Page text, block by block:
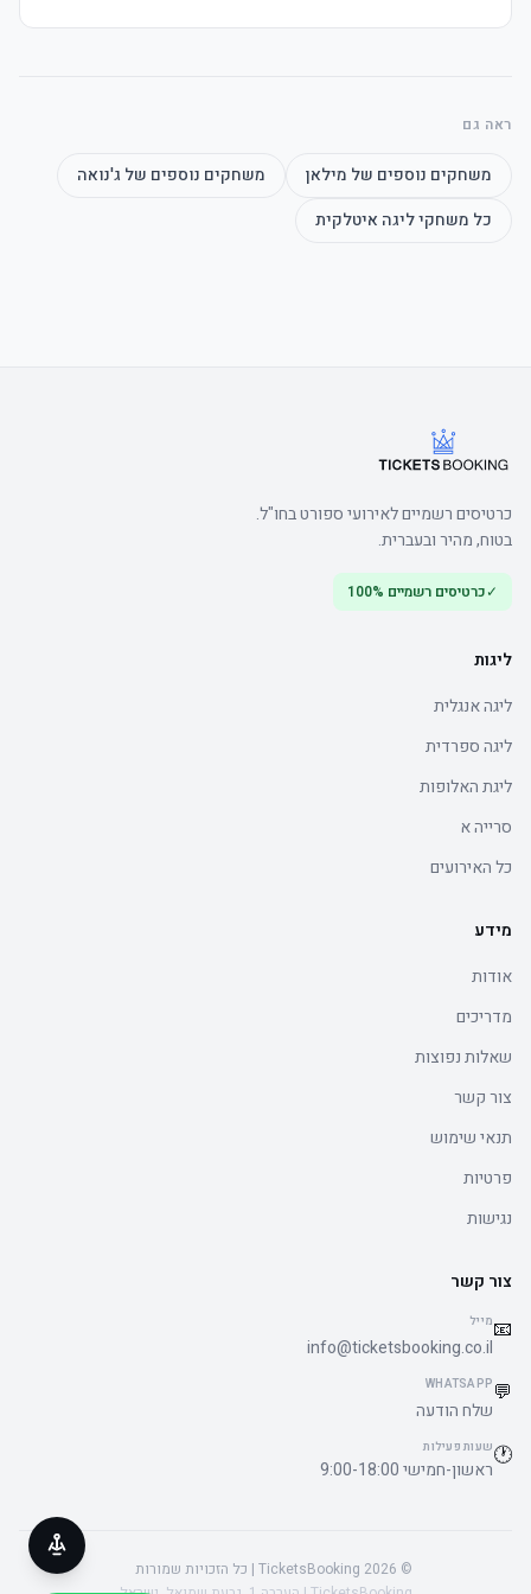
ראה גם
משחקים נוספים של מילאן משחקים נוספים של ג'נואה
כל משחקיליגה איטלקית
כרטיסים רשמיים לאירועי ספורט בחו"ל.
בטוח, מהיר ובעברית.
✓כרטיסים רשמיים 100%
ליגות
ליגה אנגלית
ליגה ספרדית
ליגת האלופות
סרייה א
כל האירועים
מידע
אודות
מדריכים
שאלות נפוצות
צור קשר
תנאי שימוש
פרטיות
נגישות
צור קשר
📧מייל
info@ticketsbooking.co.il
💬
WHATSAPP
שלח הודעה
🕐שעות פעילות
ראשון-חמישי 9:00-18:00
© 2026 TicketsBooking | כל הזכויות שמורות